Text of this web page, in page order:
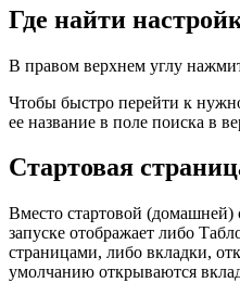
Где найти
В правом верхнем углу
Чтобы быстро перейти к
ее название в поле поиска в
Стартовая
Вместо стартовой (домашней)
запуске отображает либо
страницами, либо вкладки,
умолчанию открываются